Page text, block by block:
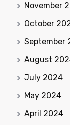
November
October
September
August
July 2024
May 2024
April 2024